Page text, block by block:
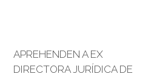
APREHENDEN A EX
DIRECTORA JURÍDICA DE